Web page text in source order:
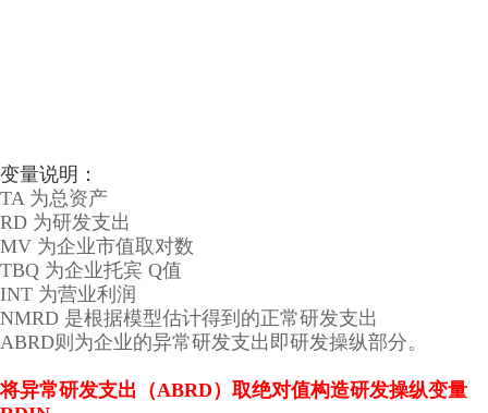
变量说明：
TA 为总资产
RD 为研发支出
MV 为企业市值取对数
TBQ 为企业托宾 Q值
INT 为营业利润
NMRD 是根据模型估计得到的正常研发支出
ABRD则为企业的异常研发支出即研发操纵部分。
将异常研发支出（ABRD）取绝对值构造研发操纵变量